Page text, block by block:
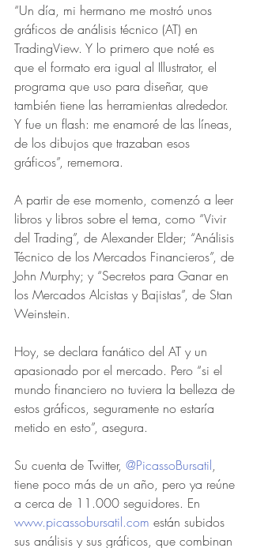
“Un día, mi hermano me mostró unos
gráficos de análisis técnico (AT) en
TradingView. Y lo primero que noté es
que el formato era igual al Illustrator, el
programa que uso para diseñar, que
también tiene las herramientas alrededor.
Y fue un flash: me enamoré de las líneas,
de los dibujos que trazaban esos
gráficos”, rememora.
A partir de ese momento, comenzó a leer
libros y libros sobre el tema, como “Vivir
del Trading”, de Alexander Elder; “Análisis
Técnico de los Mercados Financieros”, de
John Murphy; y “Secretos para Ganar en
los Mercados Alcistas y Bajistas”, de Stan
Weinstein.
Hoy, se declara fanático del AT y un
apasionado por el mercado. Pero “si el
mundo financiero no tuviera la belleza de
estos gráficos, seguramente no estaría
metido en esto”, asegura.
Su cuenta de Twitter, @PicassoBursatil,
tiene poco más de un año, pero ya reúne
a cerca de 11.000 seguidores. En
www.picassobursatil.com están subidos
sus análisis y sus gráficos, que combinan